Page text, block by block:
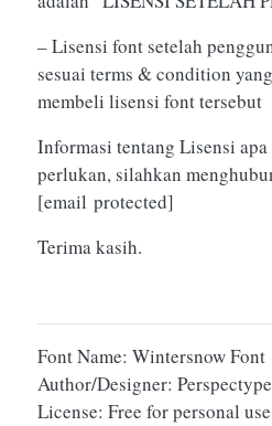
– Lisensi font setelah
sesuai terms & condition
membeli lisensi font tersebut
Informasi tentang Lisensi apa
perlukan, silahkan
[email protected]
Terima kasih.
Font Name: Wintersnow Font
Author/Designer:
License: Free for personal